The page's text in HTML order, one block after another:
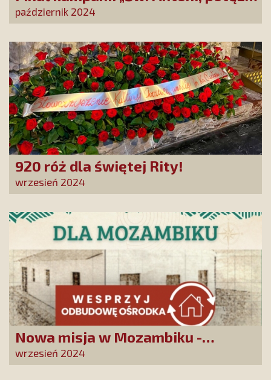
Cudotwórco, módl się za nami!”
październik 2024
920 róż dla świętej Rity!
wrzesień 2024
Nowa misja w Mozambiku -
wesprzyj remont centrum
duszpasterskiego!
wrzesień 2024